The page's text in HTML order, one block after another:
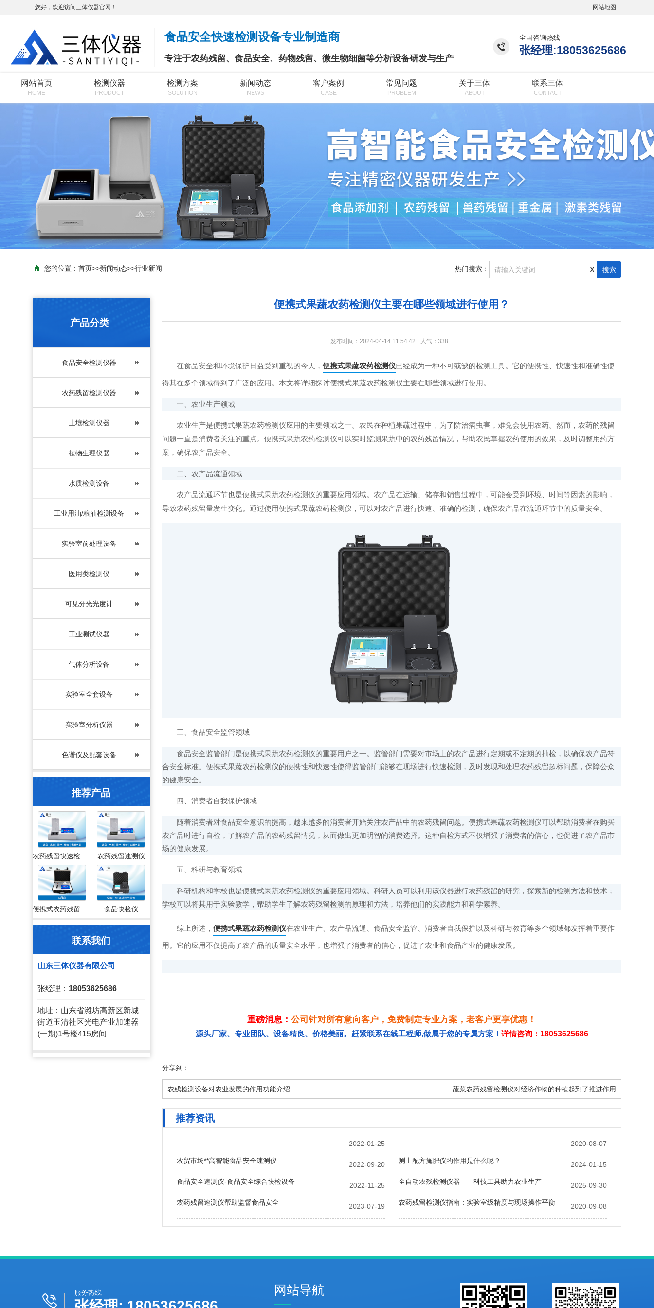
您好，欢迎访问三体仪器官网！ 网站地图
食品安全快速检测设备专业制造商
专注于农药残留、食品安全、药物残留、微生物细菌等分析设备研发与生产
全国咨询热线
张经理:18053625686
网站首页
HOME
检测仪器
PRODUCT
检测方案
SOLUTION
新闻动态
NEWS
客户案例
CASE
常见问题
PROBLEM
关于三体
ABOUT
联系三体
CONTACT
您的位置：首页>>新闻动态>>行业新闻 热门搜索： x
产品分类
食品安全检测仪器
农药残留检测仪器
土壤检测仪器
植物生理仪器
水质检测设备
工业用油/粮油检测设备
实验室前处理设备
医用类检测仪
可见分光光度计
工业测试仪器
气体分析设备
实验室全套设备
实验室分析仪器
色谱仪及配套设备
推荐产品
农药残留速测仪
食品快检仪
联系我们
山东三体仪器有限公司
张经理： 18053625686
地址：山东省潍坊高新区新城
街道玉清社区光电产业加速器
(一期)1号楼415房间
便携式果蔬农药检测仪主要在哪些领域进行使用？
发布时间：2024-04-14 11:54:42 人气：338
在食品安全和环境保护日益受到重视的今天，便携式果蔬农药检测仪已经成为一种不可或缺的检测工具。它的便携性、快速性和准确性使
得其在多个领域得到了广泛的应用。本文将详细探讨便携式果蔬农药检测仪主要在哪些领域进行使用。
一、农业生产领域
农业生产是便携式果蔬农药检测仪应用的主要领域之一。农民在种植果蔬过程中，为了防治病虫害，难免会使用农药。然而，农药的残留
问题一直是消费者关注的重点。便携式果蔬农药检测仪可以实时监测果蔬中的农药残留情况，帮助农民掌握农药使用的效果，及时调整用药方
案，确保农产品安全。
二、农产品流通领域
农产品流通环节也是便携式果蔬农药检测仪的重要应用领域。农产品在运输、储存和销售过程中，可能会受到环境、时间等因素的影响，
导致农药残留量发生变化。通过使用便携式果蔬农药检测仪，可以对农产品进行快速、准确的检测，确保农产品在流通环节中的质量安全。
三、食品安全监管领域
食品安全监管部门是便携式果蔬农药检测仪的重要用户之一。监管部门需要对市场上的农产品进行定期或不定期的抽检，以确保农产品符
合安全标准。便携式果蔬农药检测仪的便携性和快速性使得监管部门能够在现场进行快速检测，及时发现和处理农药残留超标问题，保障公众
的健康安全。
四、消费者自我保护领域
随着消费者对食品安全意识的提高，越来越多的消费者开始关注农产品中的农药残留问题。便携式果蔬农药检测仪可以帮助消费者在购买
农产品时进行自检，了解农产品的农药残留情况，从而做出更加明智的消费选择。这种自检方式不仅增强了消费者的信心，也促进了农产品市
场的健康发展。
五、科研与教育领域
科研机构和学校也是便携式果蔬农药检测仪的重要应用领域。科研人员可以利用该仪器进行农药残留的研究，探索新的检测方法和技术；
学校可以将其用于实验教学，帮助学生了解农药残留检测的原理和方法，培养他们的实践能力和科学素养。
综上所述，便携式果蔬农药检测仪在农业生产、农产品流通、食品安全监管、消费者自我保护以及科研与教育等多个领域都发挥着重要作
用。它的应用不仅提高了农产品的质量安全水平，也增强了消费者的信心，促进了农业和食品产业的健康发展。
重磅消息：公司针对所有意向客户，免费制定专业方案，老客户更享优惠！
源头厂家、专业团队、设备精良、价格美丽。赶紧联系在线工程师,做属于您的专属方案！ 详情咨询：18053625686
分享到：
农残检测设备对农业发展的作用功能介绍 蔬菜农药残留检测仪对经济作物的种植起到了推进作用
推荐资讯
2022-01-25
农贸市场**高智能食品安全速测仪
2020-08-07
测土配方施肥仪的作用是什么呢？
2022-09-20
食品安全速测仪-食品安全综合快检设备
2024-01-15
全自动农残检测仪器——科技工具助力农业生产
2022-11-25
农药残留速测仪帮助监督食品安全
2025-09-30
农药残留检测仪指南：实验室级精度与现场操作平衡
2023-07-19 2020-09-08
服务热线 网站导航